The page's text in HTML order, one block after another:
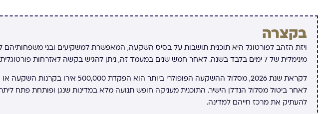
בקצרה
ויזת הזהב לפורטוגל היא תוכנית תושבות על בסיס השקעה, המאפשרת למשקיעים ובני משפחותיהם
מינימלית של 7 ימים בלבד בשנה. לאחר חמש שנים במעמד זה, ניתן להגיש בקשה לאזרחות פורטוגלית מלאה.
לקראת שנת 2026, מסלול ההשקעה הפופולרי ביותר
לאחר ביטול מסלול הנדלן הישיר. התוכנית מעניקה חופש תנועה מלא במדינות שנגן ופותחת פתח
להעתיק את מרכז חייהם למדינה.